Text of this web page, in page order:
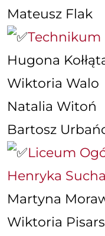
Mateusz Flak
Technikum
Hugona
Wiktoria Walo
Natalia Witoń
Bartosz
Liceum
Henryka
Martyna
Wiktoria